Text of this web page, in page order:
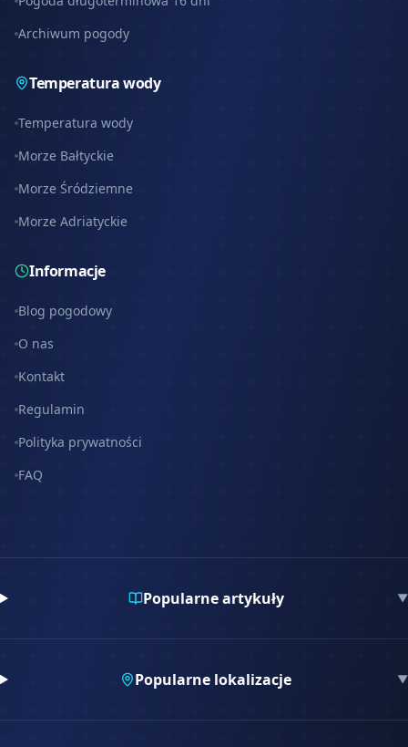
Archiwum pogody
Temperatura wody
Temperatura wody
Morze Bałtyckie
Morze Śródziemne
Morze Adriatyckie
Informacje
Blog pogodowy
O nas
Kontakt
Regulamin
Polityka prywatności
FAQ
Popularne artykuły ▼
Popularne lokalizacje ▼